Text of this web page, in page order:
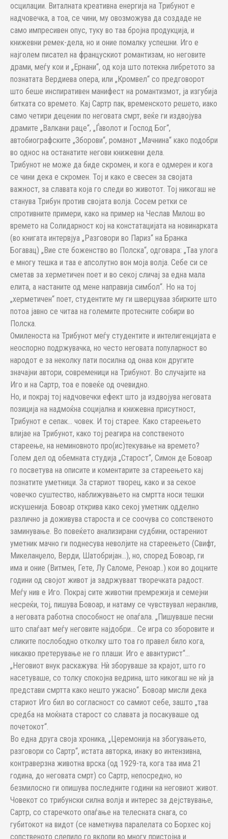
осцилации. Виталната креативна енергија на Трибунот е
надчовечка, а тоа, се чини, му овозможува да создаде не
само импресивен опус, туку во таа бројна продукција, и
книжевни ремек-дела, но и оние помалку успешни. Иго е
најголем писател на францускиот романтизам, но неговите
драми, меѓу кои и „Ернани“, од која што потекна либретото за
познатата Вердиева опера, или „Кромвел“ со предговорот
што беше инспиративен манифест на романтизмот, ја изгубија
битката со времето. Кај Сартр пак, временското решето, иако
само четири децении по неговата смрт, веќе ги издвојува
драмите „Валкани раце“, „Ѓаволот и Господ Бог“,
автобиографските „Зборови“, романот „Мачнина“ како подобри
во однос на останатите негови книжевни дела.
Трибунот не може да биде скромен, и кога е одмерен и кога
се чини дека е скромен. Тој и како е свесен за својата
важност, за славата која го следи во животот. Тој никогаш не
станува Трибун против својата волја. Сосем ретки се
спротивните примери, како на пример на Чеслав Милош во
времето на Солидарност кој на констатацијата на новинарката
(во книгата интервјуа „Разговори во Париз“ на Бранка
Богавац) „Вие сте боженство во Полска“, одговара: „Таа улога
е многу тешка и таа е апсолутно вон моја волја. Себе си се
сметав за херметичен поет и во секој сличај за една мала
елита, а настаните од мене направија симбол“. Но на тој
„херметичен“ поет, студентите му ги шверцуваа збирките што
потоа јавно се читаа на големите протесните собири во
Полска.
Омиленоста на Трибунот меѓу студентите и интелигенцијата е
неоспорно подржувачка, но често неговата популарност во
народот е за неколку пати посилна од онаа кон другите
значајни автори, современици на Трибунот. Во случајите на
Иго и на Сартр, тоа е повеќе од очевидно.
Но, и покрај тој надчовечки ефект што ја издвојува неговата
позиција на надмоќна социјална и книжевна присутност,
Трибунот е сепак… човек. И тој старее. Како стареењето
влијае на Трибунот, како тој реагира на сопственото
стареење, на неминовното про(ис)текување на времето?
Голем дел од обемната студија „Старост“, Симон де Бовоар
го посветува на описите и коментарите за стареењето кај
познатите уметници. За стариот творец, како и за секое
човечко суштество, наближувањето на смртта носи тешки
искушенија. Бовоар открива како секој уметник одделно
различно ја доживува староста и се соочува со сопственото
заминување. Во повеќето анализирани судбини, остарениот
уметник мачно ги поднесува неволјите на стареењето (Свифт,
Микеланџело, Верди, Шатобријан…), но, според Бовоар, ги
има и оние (Витмен, Гете, Лу Саломе, Реноар..) кои во доцните
години од својот живот ја задржуваат творечката радост.
Меѓу нив е Иго. Покрај сите животни премрежија и семејни
несреќи, тој, пишува Бовоар, и натаму се чувствувал неранлив,
а неговата работна способност не опаѓала. „Пишуваше песни
што спаѓаат меѓу неговите најдобри… Се игра со зборовите и
сликите послободно отколку што тоа го правел било кога,
никакво претерување не го плаши: Иго е авантурист“…
„Неговиот внук раскажува: Нѝ зборуваше за крајот, што го
насетуваше, со толку спокојна ведрина, што никогаш не нѝ ја
представи смртта како нешто ужасно“. Бовоар мисли дека
стариот Иго бил во согласност со самиот себе, зашто „таа
средба на моќната старост со славата ја посакуваше од
почетокот“.
Во една друга своја хроника, „Церемонија на збогувањето,
разговори со Сартр“, истата авторка, инаку во интензивна,
контраверзна животна врска (од 1929-та, кога таа има 21
година, до неговата смрт) со Сартр, непосредно, но
безмилосно ги опишува последните години на неговиот живот.
Човекот со трибунски силна волја и интерес за дејствување,
Сартр, со старечкото опаѓање на телесната снага, со
губитокот на видот (се наметнува паралелата со Борхес кој
сопственото слепило го вклопи во многу пристојна и